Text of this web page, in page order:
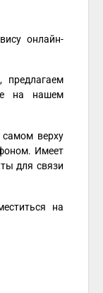
онлайн-
предлагаем
на нашем
самом верху
Имеет
для связи
на